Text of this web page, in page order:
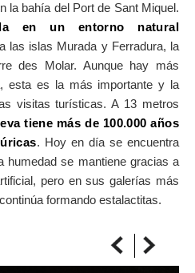
la bahía del Port de Sant Miquel.
en un entorno natural
las islas Murada y Ferradura, la
des Molar. Aunque hay más
esta es la más importante y la
visitas turísticas. A 13 metros
tiene más de 100.000 años
. Hoy en día se encuentra
humedad se mantiene gracias a
pero en sus galerías más
formando estalactitas.